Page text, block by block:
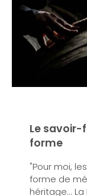
Le savoir-
forme
"Pour moi,
forme de
héritage...